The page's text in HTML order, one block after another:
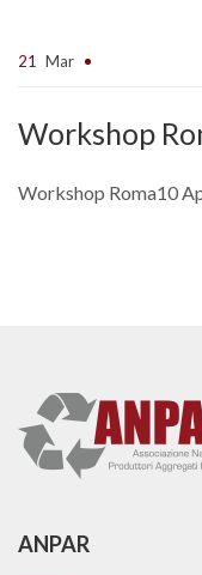
21 Mar
Workshop
Workshop Roma10
ANPAR